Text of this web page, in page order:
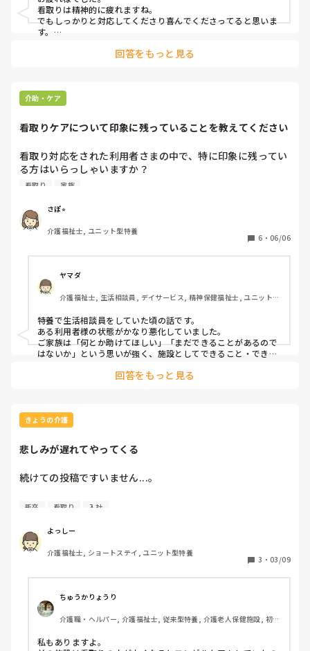
看取りは精神的に疲れますね。
でもしっかりと対応してくださり喜んでくださってると思いま
す。
回答をもっと見る
介助・ケア
看取りケアについて印象に残っていることを教えてください
看取り対応をされた利用者さまの中で、特に印象に残ってい
る方はいらっしゃいますか？
関わりも含めて心に残ることが多いと感じています。
差し支えなければ、その方とのエピソードや、看取りを通し
看取り 家族
さぽ⭐︎
介護福祉士, ユニット型特養
6 ・ 06/06
ヤマダ
介護福祉士, 生活相談員, デイサービス, 精神保健福祉士, ユニット型
特養で生活相談員をしていた頃の話です。
ある利用者様の状態がかなり悪化していました。
ご家族は「何とか助けてほしい」「まだできることがあるので
はないか」という思いが強く、施設としてできること・できな
う」
「なるべく苦しまず、自然な形で最後をむかえてもらうのが私
の考えです」
という内容でした。
る中で少しずつ理解を深められ、最終的には自然な経過を見守
るという選択をされました。
はなかなか難しいですが、先生の考え方や伝え方で大きく変わ
回答をもっと見る
きょうの介護
悲しみが遅れてやってくる
続けての投稿ですいません...。
昨日の夜勤でお看取りしたご利用者様のことを思い出しては
夜勤中、訪室すると気配ですぐに私に気付き手を伸ばしてき
たり、声も出しにくいのに一生懸命何かを伝えようとしてい
ました。私が少し離れるねと伝えると服を引っ張って首を横
に振られた姿が忘れられません。
最後に会話が少し出来、その30分後にはもう息に引き取られ
ていました。
呼吸停止しているのを確認した時は動揺しましたし、まだ頭
新卒 看取り 入社
よっしー
介護福祉士, ショートステイ, ユニット型特養
3 ・ 03/09
ちゅうかりょうり
介護職・ヘルパー, 介護福祉士, 従来型特養, 介護老人保健施設, 初任
私もありますよ。